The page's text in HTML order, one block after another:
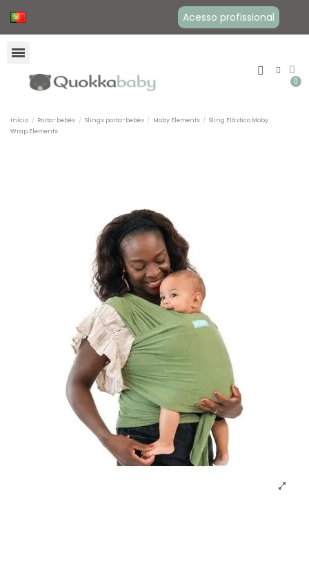
Acesso profissional
Início Porta-bebés Slings porta-bebés Moby Elements
Sling Elástico Moby
Wrap Elements